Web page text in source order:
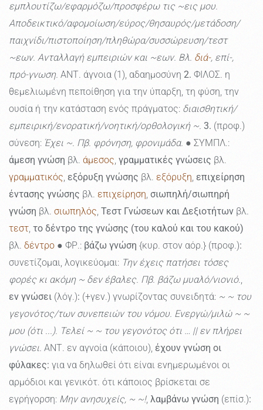
εμπλουτίζω/εφαρμόζω/προσφέρω τις ~εις μου.
Αποδεικτικό/αφομοίωση/εύρος/θησαυρός/μετάδοση/
παιχνίδι/πιστοποίηση/πληθώρα/συσσώρευση/τεστ
~εων. Ανταλλαγή εμπειριών και ~εων. Βλ. διά-, επί-,
πρό-γνωση. ΑΝΤ. άγνοια (1), αδαημοσύνη 2. ΦΙΛΟΣ. η
θεμελιωμένη πεποίθηση για την ύπαρξη, τη φύση, την
ουσία ή την κατάσταση ενός πράγματος: διαισθητική/
εμπειρική/ενορατική/νοητική/ορθολογική ~. 3. (προφ.)
σύνεση: Έχει ~. Πβ. φρόνηση, φρονιμάδα. ● ΣΥΜΠΛ.:
άμεση γνώση βλ. άμεσος, γραμματικές γνώσεις βλ.
γραμματικός, εξόρυξη γνώσης βλ. εξόρυξη, επιχείρηση
έντασης γνώσης βλ. επιχείρηση, σιωπηλή/σιωπηρή
γνώση βλ. σιωπηλός, Τεστ Γνώσεων και Δεξιοτήτων βλ.
τεστ, το δέντρο της γνώσης (του καλού και του κακού)
βλ. δέντρο ● ΦΡ.: βάζω γνώση {κυρ. στον αόρ.} (προφ.):
συνετίζομαι, λογικεύομαι: Την έχεις πατήσει τόσες
φορές κι ακόμη ~ δεν έβαλες. Πβ. βάζω μυαλό/νιονιό.,
εν γνώσει (λόγ.): (+γεν.) γνωρίζοντας συνειδητά: ~ ~ του
γεγονότος/των συνεπειών του νόµου. Ενεργώ/μιλώ ~ ~
μου (ότι ...). Τελεί ~ ~ του γεγονότος ότι … || εν πλήρει
γνώσει. ΑΝΤ. εν αγνοία (κάποιου), έχουν γνώση οι
φύλακες: για να δηλωθεί ότι είναι ενημερωμένοι οι
αρμόδιοι και γενικότ. ότι κάποιος βρίσκεται σε
εγρήγορση: Μην ανησυχείς, ~ ~!, λαμβάνω γνώση (επίσ.):